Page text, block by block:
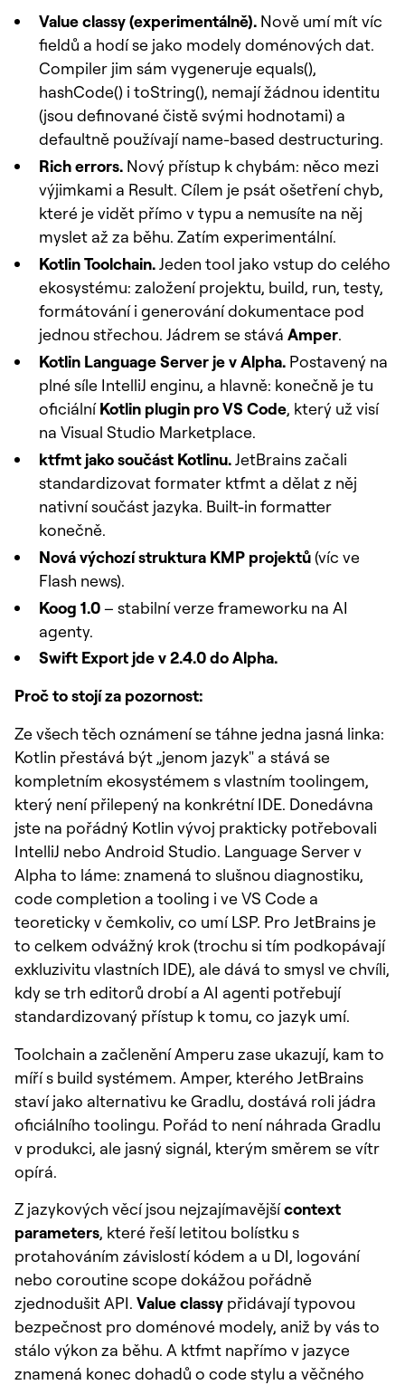
Value classy (experimentálně). Nově umí mít víc
fieldů a hodí se jako modely doménových dat.
Compiler jim sám vygeneruje equals(),
hashCode() i toString(), nemají žádnou identitu
(jsou definované čistě svými hodnotami) a
defaultně používají name-based destructuring.
Rich errors. Nový přístup k chybám: něco mezi
výjimkami a Result. Cílem je psát ošetření chyb,
které je vidět přímo v typu a nemusíte na něj
myslet až za běhu. Zatím experimentální.
Kotlin Toolchain.Jeden tool jako vstup do celého
ekosystému: založení projektu, build, run, testy,
formátování i generování dokumentace pod
jednou střechou. Jádrem se stáváAmper.
Kotlin Language Server je v Alpha. Postavený na
plné síle IntelliJ enginu, a hlavně: konečně je tu
oficiálníKotlin plugin pro VS Code, který už visí
na Visual Studio Marketplace.
ktfmt jako součást Kotlinu.JetBrains začali
standardizovat formater ktfmt a dělat z něj
nativní součást jazyka. Built-in formatter
konečně.
Nová výchozí struktura KMP projektů(víc ve
Flash news).
Koog 1.0– stabilní verze frameworku na AI
agenty.
Swift Export jde v 2.4.0 do Alpha.
Proč to stojí za pozornost:
Ze všech těch oznámení se táhne jedna jasná linka:
Kotlin přestává být „jenom jazyk" a stává se
kompletním ekosystémem s vlastním toolingem,
který není přilepený na konkrétní IDE. Donedávna
jste na pořádný Kotlin vývoj prakticky potřebovali
IntelliJ nebo Android Studio. Language Server v
Alpha to láme: znamená to slušnou diagnostiku,
code completion a tooling i ve VS Code a
teoreticky v čemkoliv, co umí LSP. Pro JetBrains je
to celkem odvážný krok (trochu si tím podkopávají
exkluzivitu vlastních IDE), ale dává to smysl ve chvíli,
kdy se trh editorů drobí a AI agenti potřebují
standardizovaný přístup k tomu, co jazyk umí.
Toolchain a začlenění Amperu zase ukazují, kam to
míří s build systémem. Amper, kterého JetBrains
staví jako alternativu ke Gradlu, dostává roli jádra
oficiálního toolingu. Pořád to není náhrada Gradlu
v produkci, ale jasný signál, kterým směrem se vítr
opírá.
Z jazykových věcí jsou nejzajímavějšícontext
parameters, které řeší letitou bolístku s
protahováním závislostí kódem a u DI, logování
nebo coroutine scope dokážou pořádně
zjednodušit API. Value classypřidávají typovou
bezpečnost pro doménové modely, aniž by vás to
stálo výkon za běhu. A ktfmt napřímo v jazyce
znamená konec dohadů o code stylu a věčného